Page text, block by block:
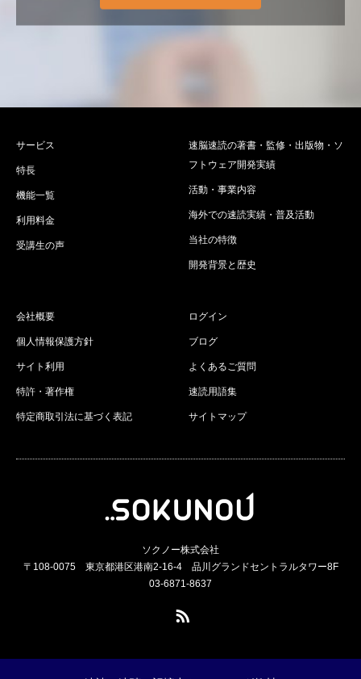
サービス
特長
機能一覧
利用料金
受講生の声
速脳速読の著書・監修・出版物・ソ
フトウェア開発実績
活動・事業内容
海外での速読実績・普及活動
当社の特徴
開発背景と歴史
会社概要
個人情報保護方針
サイト利用
特許・著作権
特定商取引法に基づく表記
ログイン
ブログ
よくあるご質問
速読用語集
サイトマップ
ソクノー株式会社
〒108-0075 東京都港区港南2-16-4 品川グランドセントラルタワー8F
03-6871-8637